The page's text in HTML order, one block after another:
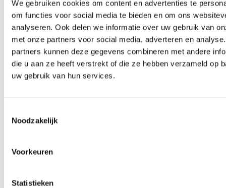
We gebruiken cookies om content en advertenties te
om functies voor social media te bieden en om ons
analyseren. Ook delen we informatie over uw gebruik van
met onze partners voor social media, adverteren en
partners kunnen deze gegevens combineren met andere
die u aan ze heeft verstrekt of die ze hebben verzameld op
uw gebruik van hun services.
Noodzakelijk
Voorkeuren
Statistieken
Hoogte: 43 cm
Breedte: 34 cm
Slijtstok: ±5 cm dik
Tip / veiligheid
Controleer regelmatig op slijtage (zeker bij sterke knagers) en